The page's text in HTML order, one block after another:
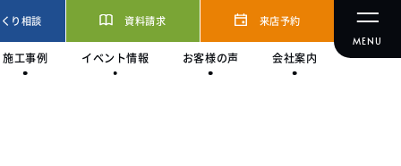
り相談 資料請求 来店予約
施工事例 イベント情報 お客様の声 会社案内